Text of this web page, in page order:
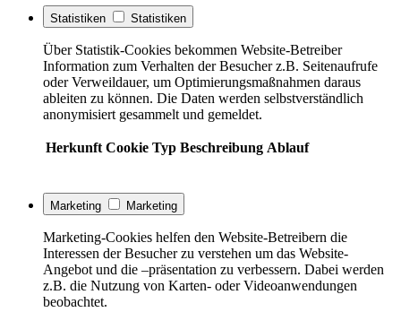
Statistiken Statistiken
Über Statistik-Cookies bekommen Website-Betreiber
Information zum Verhalten der Besucher z.B. Seitenaufrufe
oder Verweildauer, um Optimierungsmaßnahmen daraus
ableiten zu können. Die Daten werden selbstverständlich
anonymisiert gesammelt und gemeldet.
Herkunft Cookie Typ Beschreibung Ablauf
Marketing Marketing
Marketing-Cookies helfen den Website-Betreibern die
Interessen der Besucher zu verstehen um das Website-
Angebot und die –präsentation zu verbessern. Dabei werden
z.B. die Nutzung von Karten- oder Videoanwendungen
beobachtet.